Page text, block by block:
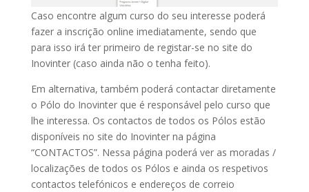
Caso encontre algum curso do seu interesse poderá
fazer a inscrição online imediatamente, sendo que
para isso irá ter primeiro de registar-se no site do
Inovinter (caso ainda não o tenha feito).
Em alternativa, também poderá contactar diretamente
o Pólo do Inovinter que é responsável pelo curso que
lhe interessa. Os contactos de todos os Pólos estão
disponíveis no site do Inovinter na página
“CONTACTOS”. Nessa página poderá ver as moradas /
localizações de todos os Pólos e ainda os respetivos
contactos telefónicos e endereços de correio